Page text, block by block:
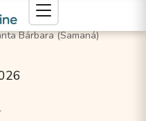
de Samaná
Bárbara (Samaná)